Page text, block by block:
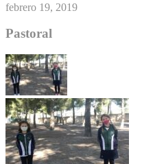
febrero 19, 2019
Pastoral